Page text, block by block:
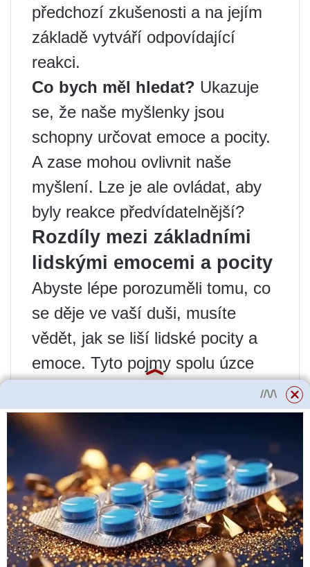
předchozí zkušenosti a na jejím
základě vytváří odpovídající
reakci.
Co bych měl hledat? Ukazuje
se, že naše myšlenky jsou
schopny určovat emoce a pocity.
A zase mohou ovlivnit naše
myšlení. Lze je ale ovládat, aby
byly reakce předvídatelnější?
Rozdíly mezi základními
lidskými emocemi a pocity
Abyste lépe porozuměli tomu, co
se děje ve vaší duši, musíte
vědět, jak se liší lidské pocity a
emoce. Tyto pojmy spolu úzce
pochopit, co řídí vaše reakce na
vnější vlivy.